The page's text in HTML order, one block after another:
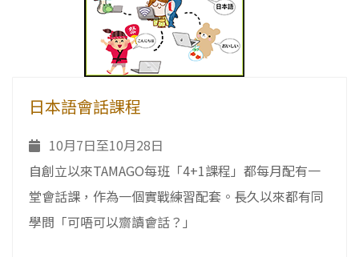
日本語會話課程
10月7日至10月28日
自創立以來TAMAGO每班「4+1課程」都每月配有一
堂會話課，作為一個實戰練習配套。長久以來都有同
學問「可唔可以齋讀會話？」